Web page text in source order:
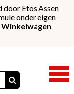
Etos Assen
onder eigen
Winkelwagen